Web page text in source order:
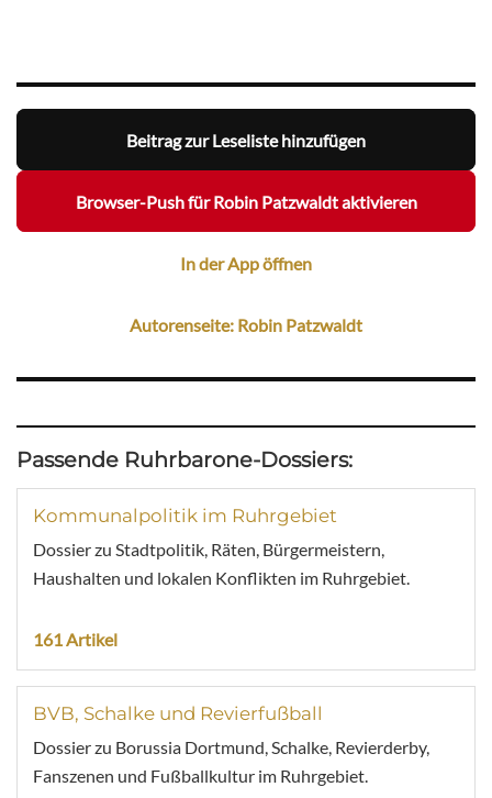
Beitrag zur Leseliste hinzufügen
Browser-Push für Robin Patzwaldt aktivieren
In der App öffnen
Autorenseite: Robin Patzwaldt
Passende Ruhrbarone-Dossiers:
Kommunalpolitik im Ruhrgebiet
Dossier zu Stadtpolitik, Räten, Bürgermeistern,
Haushalten und lokalen Konflikten im Ruhrgebiet.
161 Artikel
BVB, Schalke und Revierfußball
Dossier zu Borussia Dortmund, Schalke, Revierderby,
Fanszenen und Fußballkultur im Ruhrgebiet.